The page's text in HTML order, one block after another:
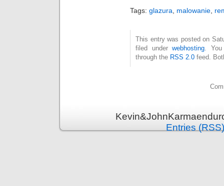
Tags: glazura malowanie
This entry was posted on
filed underwebhosting. You
through the RSS 2.0 feed.
Entries (RSS)